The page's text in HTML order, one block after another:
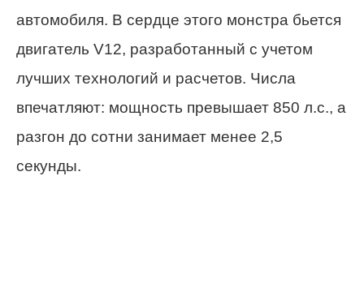
автомобиля. В сердце этого монстра бьется
двигатель V12, разработанный с учетом
лучших технологий и расчетов. Числа
впечатляют: мощность превышает 850 л.с., а
разгон до сотни занимает менее 2,5
секунды.